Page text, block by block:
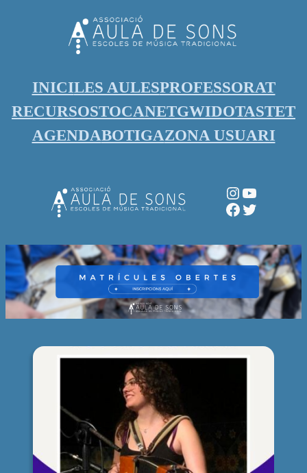
INICILES AULESPROFESSORAT
RECURSOSTOCANETGWIDOTASTET
AGENDABOTIGAZONA USUARI
Instagram
YouTube
Facebook
Twitter